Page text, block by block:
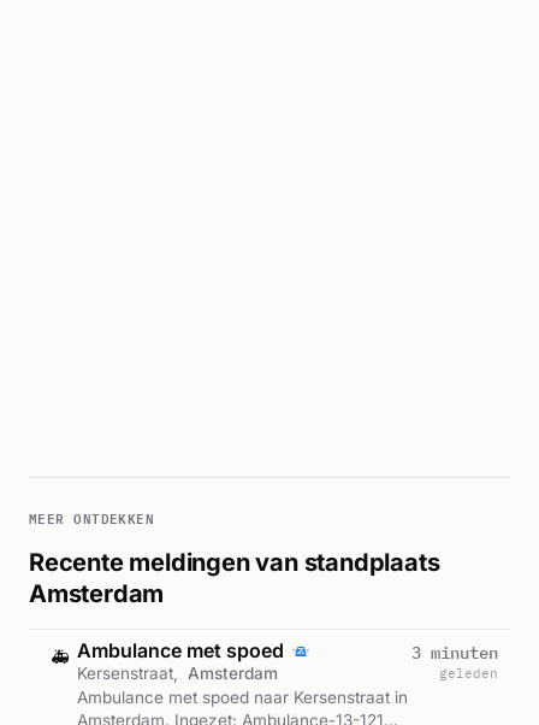
MEER ONTDEKKEN
Recente meldingen van standplaats
Amsterdam
🚑 Ambulance met spoed
Kersenstraat,
Amsterdam
Ambulance met spoed naar Kersenstraat in
Amsterdam. Ingezet: Ambulance-13-121
3 minuten
geleden